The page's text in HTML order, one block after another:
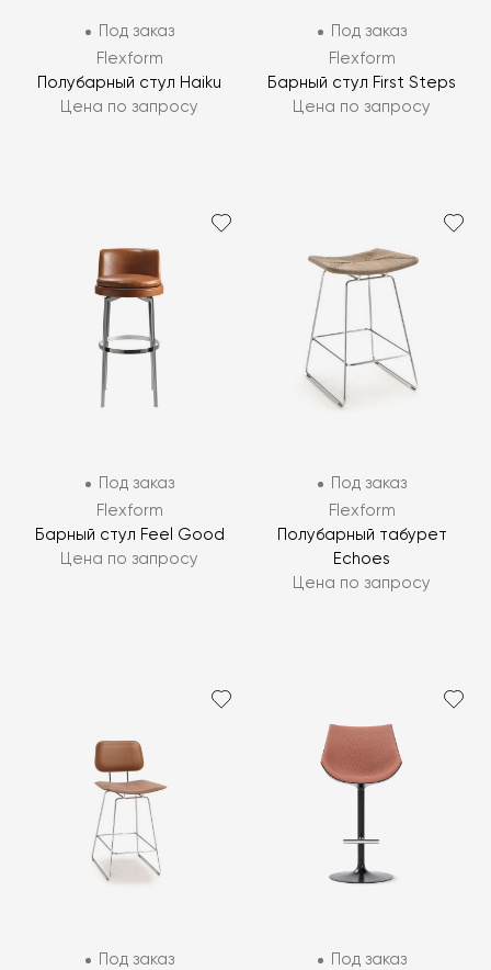
Под заказ
Flexform
Полубарный стул Haiku
Цена по запросу
Под заказ
Flexform
Барный стул First Steps
Цена по запросу
Под заказ
Flexform
Барный стул Feel Good
Цена по запросу
Под заказ
Flexform
Полубарный табурет
Echoes
Цена по запросу
Под заказ
Под заказ